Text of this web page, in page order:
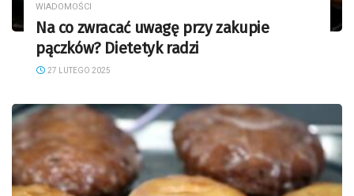
WIADOMOŚCI
Na co zwracać uwagę przy zakupie
pączków? Dietetyk radzi
27 LUTEGO 2025